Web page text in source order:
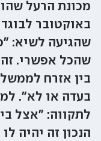
באוקטובר
שהגיעה לשיא:
שהכל אפשרי.
בין אזרח
בעדה או לא".
לתקווה: ״אצל
הנכון זה יהיה